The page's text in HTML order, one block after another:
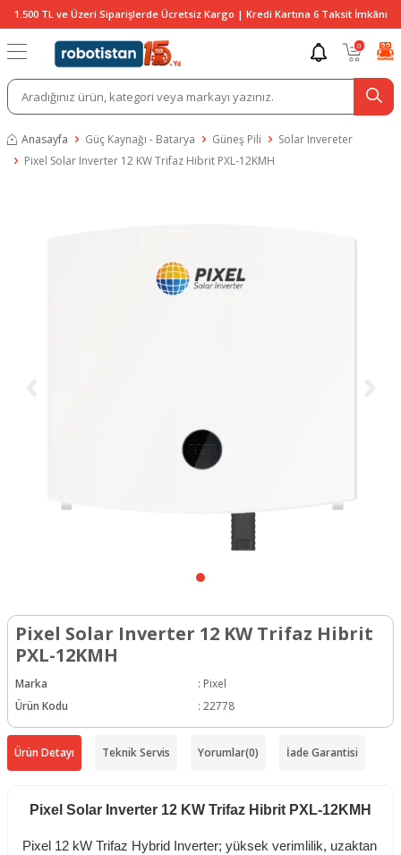
1.500 TL ve Üzeri Siparişlerde Ücretsiz Kargo | Kredi Kartına 6 Taksit İmkânı
0
Anasayfa Güç Kaynağı - Batarya Güneş Pili
Solar Invereter
Pixel Solar Inverter 12 KW Trifaz Hibrit PXL-12KMH
Pixel Solar Inverter 12 KW Trifaz Hibrit
PXL-12KMH
Marka : Pixel
Ürün Kodu
: 22778
Ürün Detayı Teknik Servis Yorumlar(0) İade Garantisi
Pixel Solar Inverter 12 KW Trifaz Hibrit PXL-12KMH
Pixel 12 kW Trifaz Hybrid Inverter; yüksek verimlilik, uzaktan